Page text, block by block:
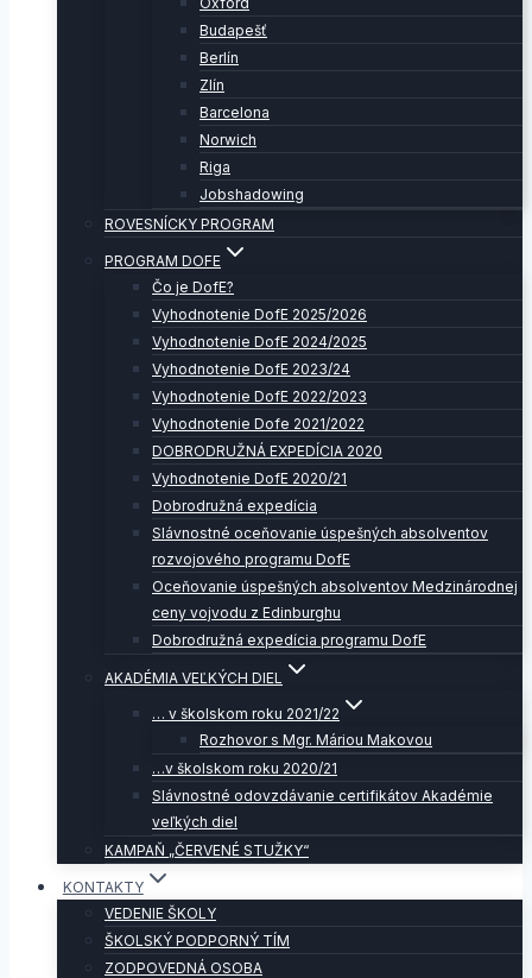
Budapešť
Berlín
Zlín
Barcelona
Norwich
Riga
Jobshadowing
ROVESNÍCKY PROGRAM
PROGRAM DOFE
Čo je DofE?
Vyhodnotenie DofE 2025/2026
Vyhodnotenie DofE 2024/2025
Vyhodnotenie DofE 2023/24
Vyhodnotenie DofE 2022/2023
Vyhodnotenie Dofe 2021/2022
DOBRODRUŽNÁ EXPEDÍCIA 2020
Vyhodnotenie DofE 2020/21
Dobrodružná expedícia
Slávnostné oceňovanie úspešných absolventov
rozvojového programu DofE
Oceňovanie úspešných absolventov Medzinárodnej
ceny vojvodu z Edinburghu
Dobrodružná expedícia programu DofE
AKADÉMIA VEĽKÝCH DIEL
… v školskom roku 2021/22
Rozhovor s Mgr. Máriou Makovou
…v školskom roku 2020/21
Slávnostné odovzdávanie certifikátov Akadémie
veľkých diel
KAMPAŇ „ČERVENÉ STUŽKY“
KONTAKTY
VEDENIE ŠKOLY
ŠKOLSKÝ PODPORNÝ TÍM
ZODPOVEDNÁ OSOBA